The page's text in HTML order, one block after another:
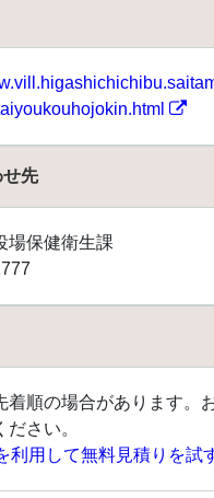
せ先
場保健衛生課
着順の場合があります。
さい。
利用して無料見積りを試